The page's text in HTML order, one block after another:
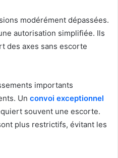
modérément dépassées.
autorisation simplifiée. Ils
des axes sans escorte
importants
Un convoi exceptionnel
souvent une escorte.
plus restrictifs, évitant les